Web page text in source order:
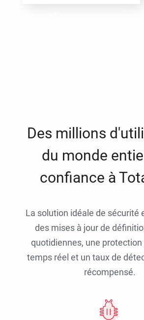
Des millions
du monde
confiance à
La solution idéale de sécurité
des mises à jour de
quotidiennes, une
temps réel et un taux de
récompensé.